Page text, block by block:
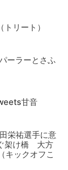
リート）
ーラーとさふ
甘音
栄祐選手に意
架け橋 大方
キックオフこ